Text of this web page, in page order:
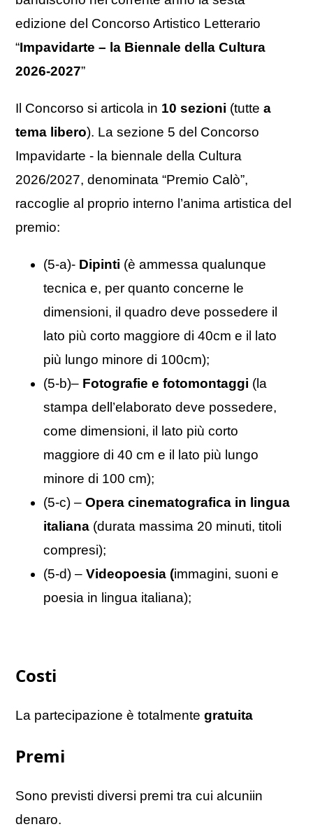
edizione del Concorso Artistico Letterario
“Impavidarte – la Biennale della Cultura
2026-2027”
Il Concorso si articola in 10 sezioni (tutte a
tema libero). La sezione 5 del Concorso
Impavidarte - la biennale della Cultura
2026/2027, denominata “Premio Calò”,
raccoglie al proprio interno l’anima artistica del
premio:
(5-a)- Dipinti (è ammessa qualunque
tecnica e, per quanto concerne le
dimensioni, il quadro deve possedere il
lato più corto maggiore di 40cm e il lato
più lungo minore di 100cm);
(5-b)– Fotografie e fotomontaggi (la
stampa dell’elaborato deve possedere,
come dimensioni, il lato più corto
maggiore di 40 cm e il lato più lungo
minore di 100 cm);
(5-c) – Opera cinematografica in lingua
italiana (durata massima 20 minuti, titoli
compresi);
(5-d) – Videopoesia (immagini, suoni e
poesia in lingua italiana);
Costi
La partecipazione è totalmente gratuita
Premi
Sono previsti diversi premi tra cui alcuniin
denaro.